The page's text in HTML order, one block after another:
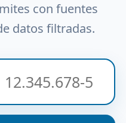
con fuentes
datos filtradas.